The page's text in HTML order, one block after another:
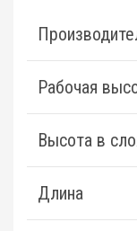
Рабочая
Высота в
Длина